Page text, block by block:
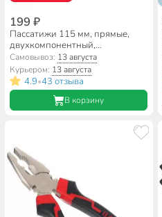
199 ₽
Пассатижи 115 мм, прямые,
двухкомпонентный,
углеродистая сталь, Bartex,
Профи Мини, 972003
Самовывоз: 13 августа
Курьером: 13 августа
4.9•43 отзыва
В корзину